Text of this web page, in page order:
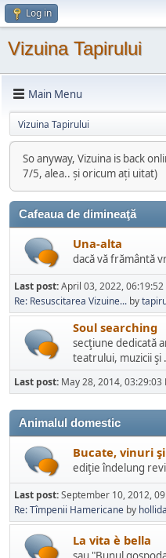
Log in
Vizuina Tapirului
Main Menu
Vizuina Tapirului
So anyway, Vizuina is back
7/5, alea.. și oricum ați uitat)
Cafeaua de dimineaţă
Una-alta
dacă vă frământă
Last post:April 03, 2022, 06:19:52
Re: Resuscitarea Vizuine... by
Soul searching
secţiune dedicată
teatrului, muzicii şi
Last post: May 28, 2014, 03:29:03
Animalul domestic
Bucate, vinuri
ediţie îndelung
Last post:September 10, 2012,
Re: Tîmpenii Hamericane by
La vita è bella